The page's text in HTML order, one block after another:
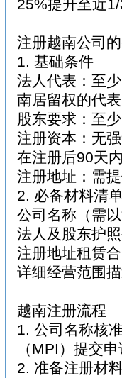
25%提升至近
注册越南公司
1. 基础条件
法人代表：至
南居留权的代
股东要求：至
注册资本：无
在注册后90天
注册地址：需
2. 必备材料清
公司名称（需
法人及股东护
注册地址租赁
详细经营范围
越南注册流程
1. 公司名称核
（MPI）提交
2. 准备注册材